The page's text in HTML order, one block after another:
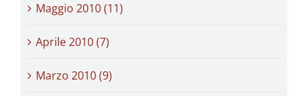
Maggio 2010 (11)
Aprile 2010 (7)
Marzo 2010 (9)